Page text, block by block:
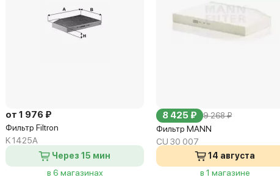
от 1 976 ₽
Фильтр Filtron
K 1425A
Через 15 мин
в 6 магазинах
8 425 ₽ 9 268 ₽
Фильтр MANN
CU 30 007
14 августа
в 1 магазине